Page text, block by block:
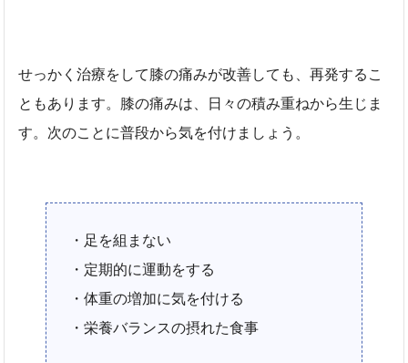
せっかく治療をして膝の痛みが改善しても、再発するこ
ともあります。膝の痛みは、日々の積み重ねから生じま
す。次のことに普段から気を付けましょう。
・足を組まない
・定期的に運動をする
・体重の増加に気を付ける
・栄養バランスの摂れた食事